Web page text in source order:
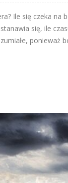
Ile się czeka na
się, ile
ponieważ